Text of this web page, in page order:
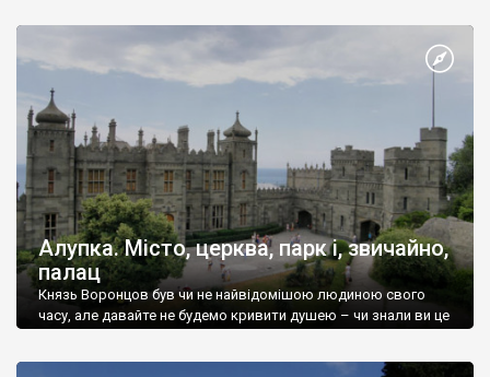
Алупка. Місто, церква, парк і, звичайно,
палац
Князь Воронцов був чи не найвідомішою людиною свого
часу, але давайте не будемо кривити душею – чи знали ви це